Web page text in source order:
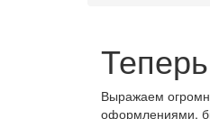
Выражаем
оформлениями,